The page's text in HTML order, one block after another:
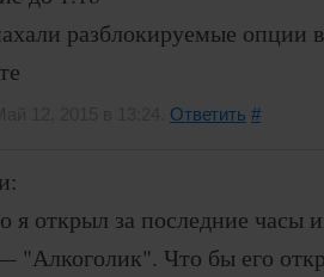
разблокируемые опции
Ответить #
я открыл за последние часы
"Алкоголик". Что бы его